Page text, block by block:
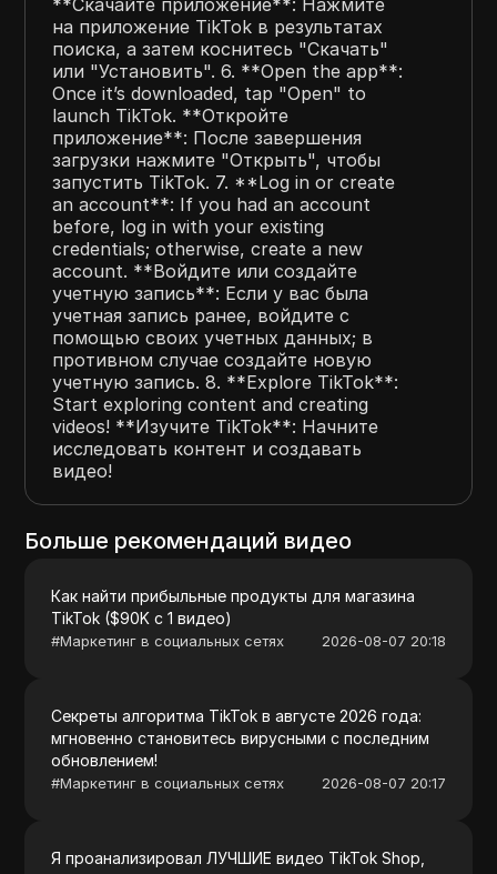
на приложение TikTok в результатах
поиска, а затем коснитесь "Скачать"
или "Установить". 6. **Open the app**:
Once it’s downloaded, tap "Open" to
launch TikTok. **Откройте
приложение**: После завершения
загрузки нажмите "Открыть", чтобы
запустить TikTok. 7. **Log in or create
an account**: If you had an account
before, log in with your existing
credentials; otherwise, create a new
account. **Войдите или создайте
учетную запись**: Если у вас была
учетная запись ранее, войдите с
помощью своих учетных данных; в
противном случае создайте новую
учетную запись. 8. **Explore TikTok**:
Start exploring content and creating
videos! **Изучите TikTok**: Начните
исследовать контент и создавать
видео!
Больше рекомендаций видео
Как найти прибыльные продукты для магазина
TikTok ($90K с 1 видео)
#Маркетинг в социальных сетях 2026-08-07 20:18
Секреты алгоритма TikTok в августе 2026 года:
мгновенно становитесь вирусными с последним
обновлением!
#Маркетинг в социальных сетях 2026-08-07 20:17
Я проанализировал ЛУЧШИЕ видео TikTok Shop,